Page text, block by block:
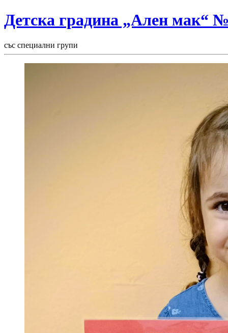
Детска градина „Ален мак“
със специални групи